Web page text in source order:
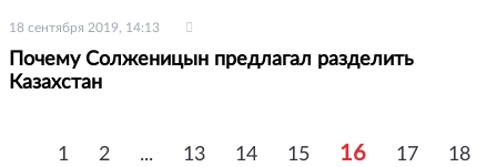
18 сентября 2019, 14:13
Почему Солженицын предлагал разделить
Казахстан
1 2 ... 13 14 15 16 17
18